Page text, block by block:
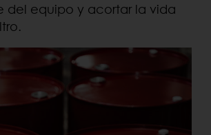
del equipo y acortar la vida